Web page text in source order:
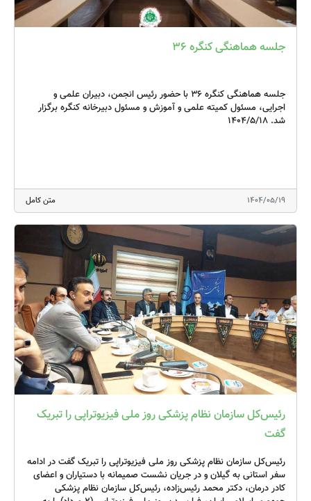
Spinal manipulation and mobilization in paediatrics
Rehabilitation for injury prevention in sport
Access to lymphedema physiotherapy services
Movement quality and body awareness for mental health
جلسات شبکه‌سازی نیز از بخش‌های مهم و جذاب کنگره بود که با هدف
توسعه ارتباطات بین متخصصان
برگزار شد. در این جلسات، شرکت‌کنندگان با زمینه‌های تخصصی مشترک،
به بحث و تبادل نظر در محیطی صمیمی و غیررسمی پرداختند. برخی از
این گروه‌ها شامل محورهای زیر بودند:
Mental health
Paediatrics
Electrophysical agents
Oncology, HIV and palliative care
Pelvic and women’s health
Neurology
Private practice
Aquatics
جلسه هماهنگی کنگره ۳۶
جلسه هماهنگی کنگره ۳۶ با حضور رئیس انجمن، دبیران علمی و
اجرایی، مسئول کمیته علمی و آموزش و مسئول دبیرخانه کنگره برگزار
شد. ۱۴۰۴/۵/۱۸
1404/05/19 متن کامل
رئیس‌کل سازمان نظام پزشکی روز ملی فیزیوتراپی را تبریک
گفت
رئیس‌کل سازمان نظام پزشکی روز ملی فیزیوتراپی را تبریک گفت در ادامه
سفر استانی به گیلان و در جریان نشست صمیمانه با دستیاران و اعضای
کادر درمان، دکتر محمد رئیس‌زاده، رئیس‌کل سازمان نظام پزشکی